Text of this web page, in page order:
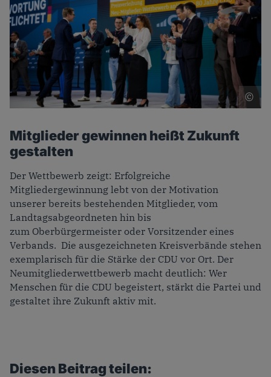
Mitglieder gewinnen heißt Zukunft
gestalten
Der Wettbewerb zeigt: Erfolgreiche
Mitgliedergewinnung lebt von der Motivation
unserer bereits bestehenden Mitglieder, vom
Landtagsabgeordneten hin bis
zum Oberbürgermeister oder Vorsitzender eines
Verbands. Die ausgezeichneten Kreisverbände stehen
exemplarisch für die Stärke der CDU vor Ort. Der
Neumitgliederwettbewerb macht deutlich: Wer
Menschen für die CDU begeistert, stärkt die Partei und
gestaltet ihre Zukunft aktiv mit.
Diesen Beitrag teilen: